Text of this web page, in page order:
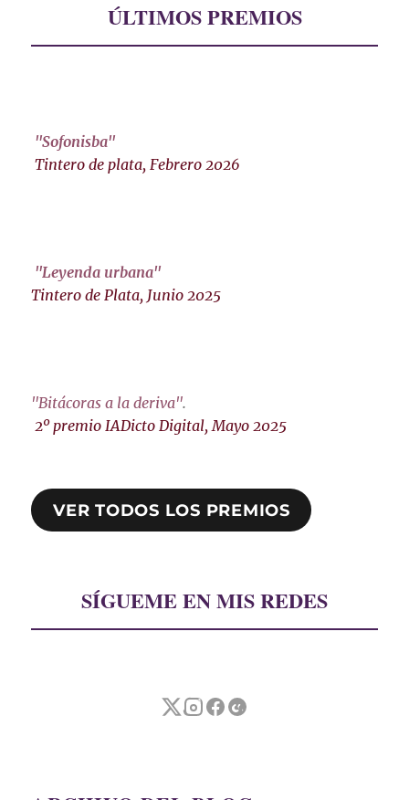
ÚLTIMOS PREMIOS
"Sofonisba"
Tintero de plata, Febrero 2026
"Leyenda urbana"
Tintero de Plata, Junio 2025
"Bitácoras a la deriva".
2º premio IADicto Digital, Mayo 2025
VER TODOS LOS PREMIOS
SÍGUEME EN MIS REDES